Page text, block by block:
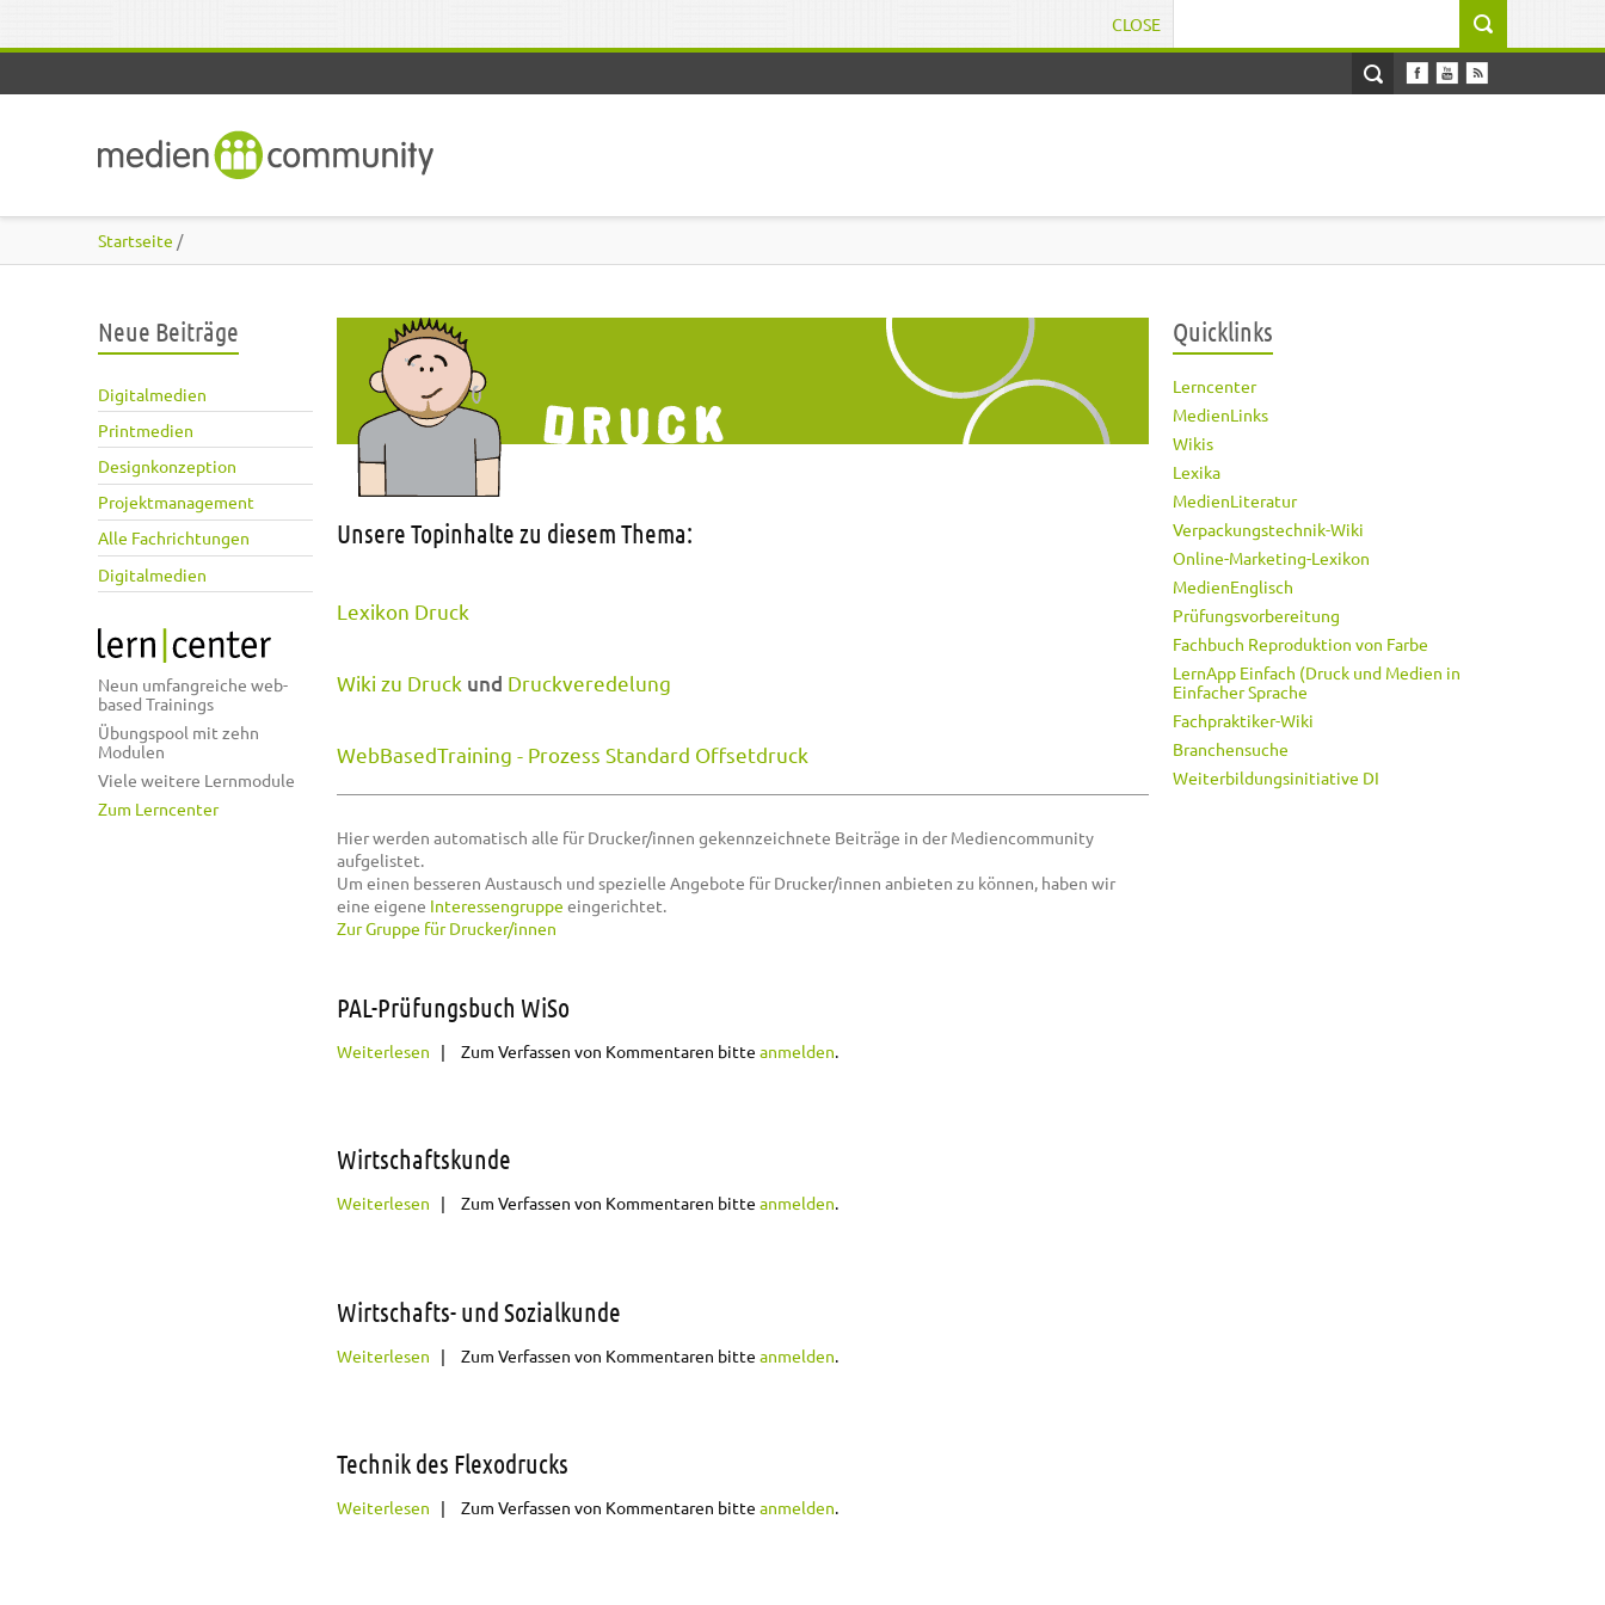
CLOSE
Startseite /
Neue Beiträge
Digitalmedien
Printmedien
Designkonzeption
Projektmanagement
Alle Fachrichtungen
Digitalmedien
Neun umfangreiche web-
based Trainings
Übungspool mit zehn
Modulen
Viele weitere Lernmodule
Zum Lerncenter
Unsere Topinhalte zu diesem Thema:
Lexikon Druck
Wiki zu Druck und Druckveredelung
WebBasedTraining - Prozess Standard Offsetdruck
Hier werden automatisch alle für Drucker/innen gekennzeichnete Beiträge in der Mediencommunity
aufgelistet.
Um einen besseren Austausch und spezielle Angebote für Drucker/innen anbieten zu können, haben wir
eine eigene Interessengruppe eingerichtet.
Zur Gruppe für Drucker/innen
PAL-Prüfungsbuch WiSo
Weiterlesen über PAL-Prüfungsbuch WiSo
Zum Verfassen von Kommentaren bitte anmelden.
Wirtschaftskunde
Weiterlesen über Wirtschaftskunde
Zum Verfassen von Kommentaren bitte anmelden.
Wirtschafts- und Sozialkunde
Weiterlesen über Wirtschafts- und Sozialkunde
Zum Verfassen von Kommentaren bitte anmelden.
Technik des Flexodrucks
Weiterlesen über Technik des Flexodrucks
Zum Verfassen von Kommentaren bitte anmelden.
Quicklinks
Lerncenter
MedienLinks
Wikis
Lexika
MedienLiteratur
Verpackungstechnik-Wiki
Online-Marketing-Lexikon
MedienEnglisch
Prüfungsvorbereitung
Fachbuch Reproduktion von Farbe
LernApp Einfach (Druck und Medien in
Einfacher Sprache
Fachpraktiker-Wiki
Branchensuche
Weiterbildungsinitiative DI